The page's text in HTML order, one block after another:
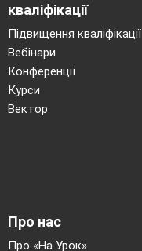
кваліфікації
Підвищення кваліфікації
Вебінари
Конференції
Курси
Вектор
Про нас
Про «На Урок»